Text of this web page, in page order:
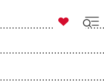

taz zahl ich